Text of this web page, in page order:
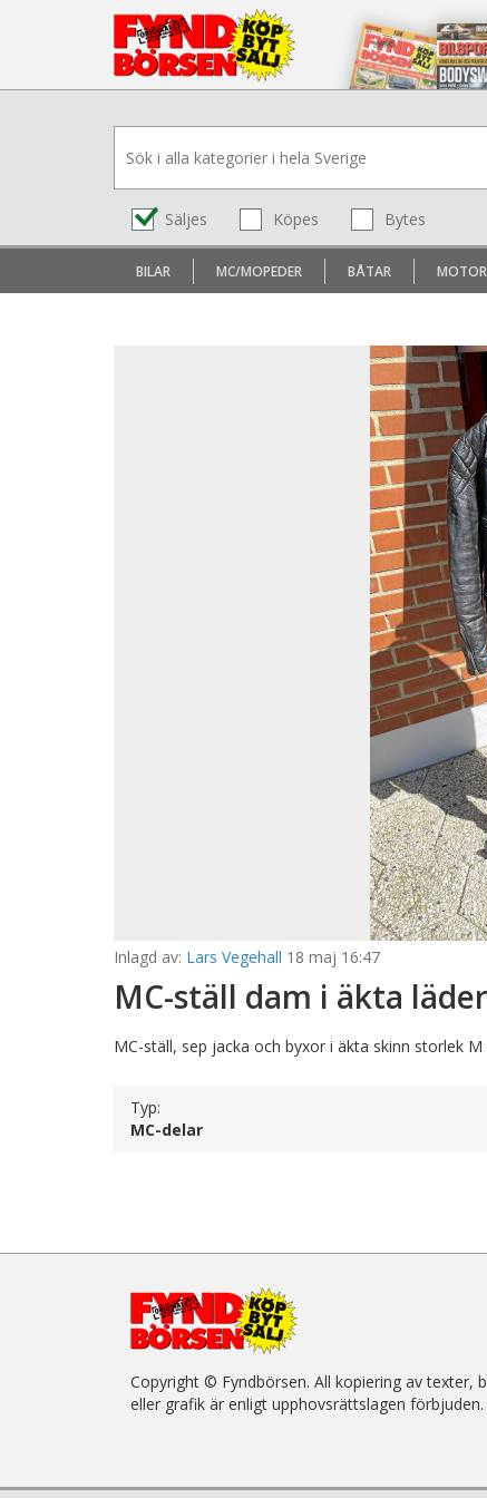
BILAR MC/MOPEDER BÅTAR
Säljes Köpes Bytes
Inlagd av: Lars Vegehall 18 maj 16:47
MC-ställ dam i äkta läder
MC-ställ, sep jacka och byxor i äkta skinn storlek
Typ:
MC-delar
Copyright © Fyndbörsen. All kopiering av texter,
eller grafik är enligt upphovsrättslagen förbjuden.